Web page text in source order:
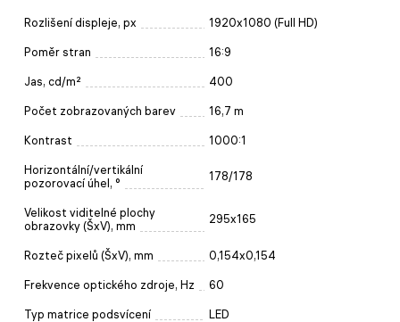
Rozlišení displeje, px 1920x1080 (Full HD)
Poměr stran 16:9
Jas, cd/m² 400
Počet zobrazovaných barev 16,7 m
Kontrast 1000:1
Horizontální/vertikální
pozorovací úhel, °
178/178
Velikost viditelné plochy
obrazovky (ŠxV), mm
295x165
Rozteč pixelů (ŠxV), mm 0,154x0,154
Frekvence optického zdroje, Hz 60
Typ matrice podsvícení LED